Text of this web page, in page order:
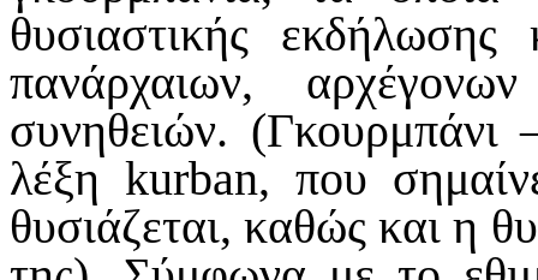
θυσιαστικής
πανάρχαιων,
συνηθειών. (Γκουρμπάνι
λέξη kurban, που
θυσιάζεται, καθώς και η